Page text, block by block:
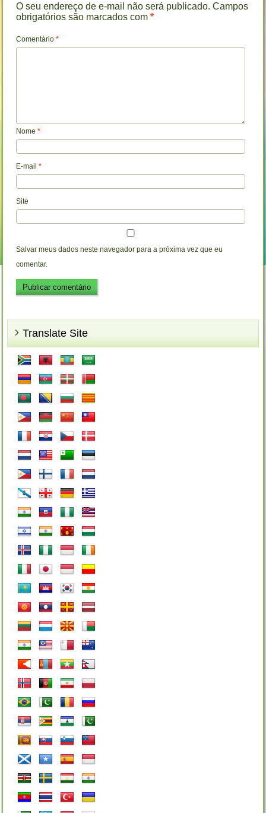
O seu endereço de e-mail não será publicado. Campos
obrigatórios são marcados com*
Comentário*
Nome*
E-mail*
Site
Salvar meus dados neste navegador para a próxima vez que eu
comentar.
Translate Site